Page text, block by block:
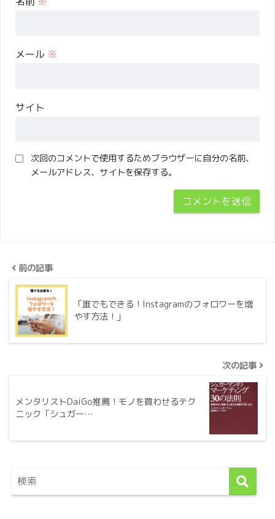
メール ※
サイト
次回のコメントで使用するためブラウザーに自分の名前、
メールアドレス、サイトを保存する。
前の記事
「誰でもできる！Instagramのフォロワーを増
やす方法！」
次の記事
メンタリストDaiGo推薦！モノを買わせるテク
ニック「シュガー…